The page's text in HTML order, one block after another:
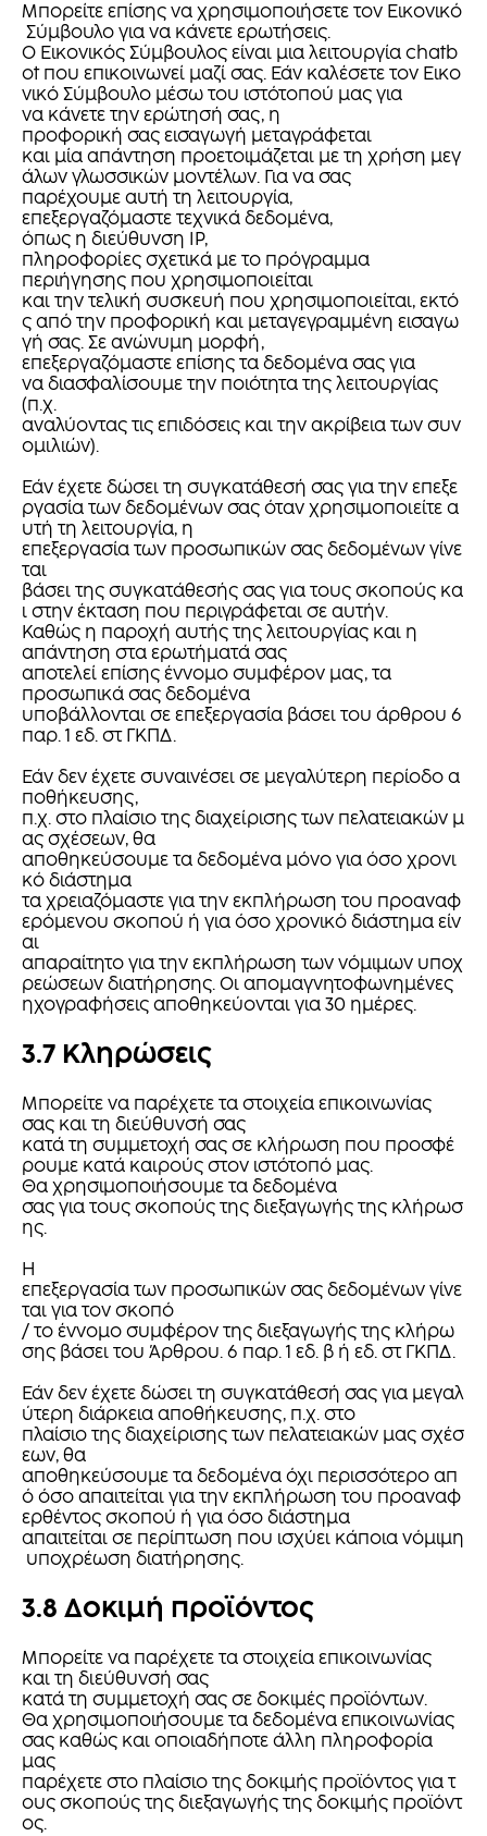
Μπορείτε επίσης να χρησιμοποιήσετε τον Εικονικό
Σύμβουλο για να κάνετε ερωτήσεις.
Ο Εικονικός Σύμβουλος είναι μια λειτουργία chatb
ot που επικοινωνεί μαζί σας. Εάν καλέσετε τον Εικο
νικό Σύμβουλο μέσω του ιστότοπού μας για
να κάνετε την ερώτησή σας, η
προφορική σας εισαγωγή μεταγράφεται
και μία απάντηση προετοιμάζεται με τη χρήση μεγ
άλων γλωσσικών μοντέλων. Για να σας
παρέχουμε αυτή τη λειτουργία,
επεξεργαζόμαστε τεχνικά δεδομένα,
όπως η διεύθυνση IP,
πληροφορίες σχετικά με το πρόγραμμα
περιήγησης που χρησιμοποιείται
και την τελική συσκευή που χρησιμοποιείται, εκτό
ς από την προφορική και μεταγεγραμμένη εισαγω
γή σας. Σε ανώνυμη μορφή,
επεξεργαζόμαστε επίσης τα δεδομένα σας για
να διασφαλίσουμε την ποιότητα της λειτουργίας
(π.χ.
αναλύοντας τις επιδόσεις και την ακρίβεια των συν
ομιλιών).
Εάν έχετε δώσει τη συγκατάθεσή σας για την επεξε
ργασία των δεδομένων σας όταν χρησιμοποιείτε α
υτή τη λειτουργία, η
επεξεργασία των προσωπικών σας δεδομένων γίνε
ται
βάσει της συγκατάθεσής σας για τους σκοπούς κα
ι στην έκταση που περιγράφεται σε αυτήν.
Καθώς η παροχή αυτής της λειτουργίας και η
απάντηση στα ερωτήματά σας
αποτελεί επίσης έννομο συμφέρον μας, τα
προσωπικά σας δεδομένα
υποβάλλονται σε επεξεργασία βάσει του άρθρου 6
παρ. 1 εδ. στ ΓΚΠΔ.
Εάν δεν έχετε συναινέσει σε μεγαλύτερη περίοδο α
ποθήκευσης,
π.χ. στο πλαίσιο της διαχείρισης των πελατειακών μ
ας σχέσεων, θα
αποθηκεύσουμε τα δεδομένα μόνο για όσο χρονι
κό διάστημα
τα χρειαζόμαστε για την εκπλήρωση του προαναφ
ερόμενου σκοπού ή για όσο χρονικό διάστημα είν
αι
απαραίτητο για την εκπλήρωση των νόμιμων υποχ
ρεώσεων διατήρησης. Οι απομαγνητοφωνημένες
ηχογραφήσεις αποθηκεύονται για 30 ημέρες.
3.7 Κληρώσεις
Μπορείτε να παρέχετε τα στοιχεία επικοινωνίας
σας και τη διεύθυνσή σας
κατά τη συμμετοχή σας σε κλήρωση που προσφέ
ρουμε κατά καιρούς στον ιστότοπό μας.
Θα χρησιμοποιήσουμε τα δεδομένα
σας για τους σκοπούς της διεξαγωγής της κλήρωσ
ης.
Η
επεξεργασία των προσωπικών σας δεδομένων γίνε
ται για τον σκοπό
/ το έννομο συμφέρον της διεξαγωγής της κλήρω
σης βάσει του Άρθρου. 6 παρ. 1 εδ. β ή εδ. στ ΓΚΠΔ.
Εάν δεν έχετε δώσει τη συγκατάθεσή σας για μεγαλ
ύτερη διάρκεια αποθήκευσης, π.χ. στο
πλαίσιο της διαχείρισης των πελατειακών μας σχέσ
εων, θα
αποθηκεύσουμε τα δεδομένα όχι περισσότερο απ
ό όσο απαιτείται για την εκπλήρωση του προαναφ
ερθέντος σκοπού ή για όσο διάστημα
απαιτείται σε περίπτωση που ισχύει κάποια νόμιμη
υποχρέωση διατήρησης.
3.8 Δοκιμή προϊόντος
Μπορείτε να παρέχετε τα στοιχεία επικοινωνίας
και τη διεύθυνσή σας
κατά τη συμμετοχή σας σε δοκιμές προϊόντων.
Θα χρησιμοποιήσουμε τα δεδομένα επικοινωνίας
σας καθώς και οποιαδήποτε άλλη πληροφορία
μας
παρέχετε στο πλαίσιο της δοκιμής προϊόντος για τ
ους σκοπούς της διεξαγωγής της δοκιμής προϊόντ
ος.